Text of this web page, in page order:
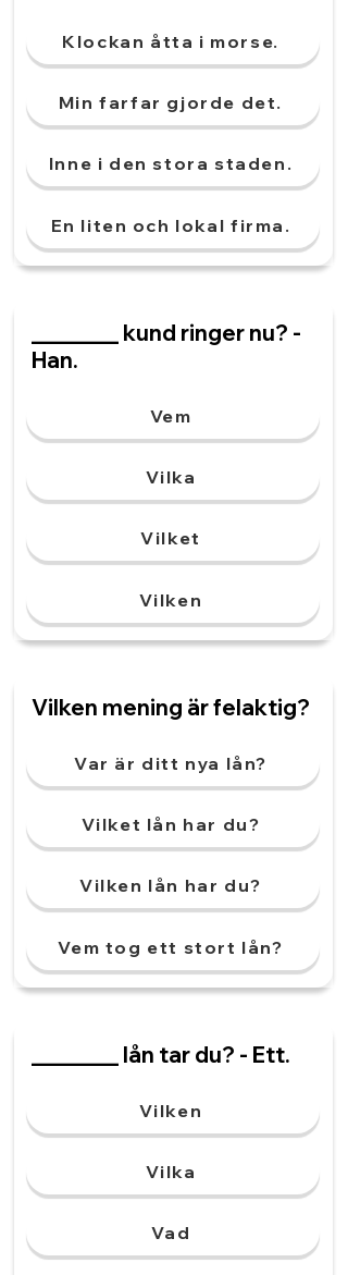
Klockan åtta i morse.
Min farfar gjorde det.
Inne i den stora staden.
En liten och lokal firma.
________ kund ringer nu? -
Han.
Vem
Vilka
Vilket
Vilken
Vilken mening är felaktig?
Var är ditt nya lån?
Vilket lån har du?
Vilken lån har du?
Vem tog ett stort lån?
________ lån tar du? - Ett.
Vilken
Vilka
Vad